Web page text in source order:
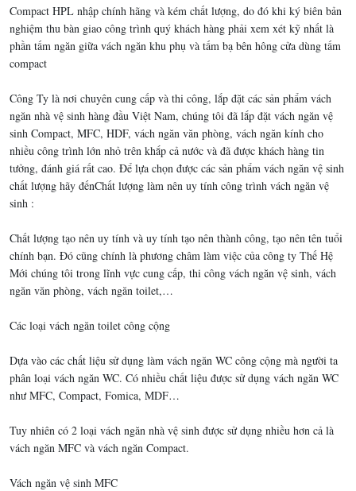
Compact HPL nhập chính hãng và kém chất lượng, do đó khi ký biên bản
nghiệm thu bàn giao công trình quý khách hàng phải xem xét kỹ nhất là
phần tấm ngăn giữa vách ngăn khu phụ và tấm bạ bên hông cửa dùng tấm
compact
Công Ty là nơi chuyên cung cấp và thi công, lắp đặt các sản phẩm vách
ngăn nhà vệ sinh hàng đầu Việt Nam, chúng tôi đã lắp đặt vách ngăn vệ
sinh Compact, MFC, HDF, vách ngăn văn phòng, vách ngăn kính cho
nhiều công trình lớn nhỏ trên khắp cả nước và đã được khách hàng tin
tưởng, đánh giá rất cao. Để lựa chọn được các sản phẩm vách ngăn vệ sinh
chất lượng hãy đếnChất lượng làm nên uy tính công trình vách ngăn vệ
sinh :
Chất lượng tạo nên uy tính và uy tính tạo nên thành công, tạo nên tên tuổi
chính bạn. Đó cũng chính là phương châm làm việc của công ty Thế Hệ
Mới chúng tôi trong lĩnh vực cung cấp, thi công vách ngăn vệ sinh, vách
ngăn văn phòng, vách ngăn toilet,…
Các loại vách ngăn toilet công cộng
Dựa vào các chất liệu sử dụng làm vách ngăn WC công cộng mà người ta
phân loại vách ngăn WC. Có nhiều chất liệu được sử dụng vách ngăn WC
như MFC, Compact, Fomica, MDF…
Tuy nhiên có 2 loại vách ngăn nhà vệ sinh được sử dụng nhiều hơn cả là
vách ngăn MFC và vách ngăn Compact.
Vách ngăn vệ sinh MFC